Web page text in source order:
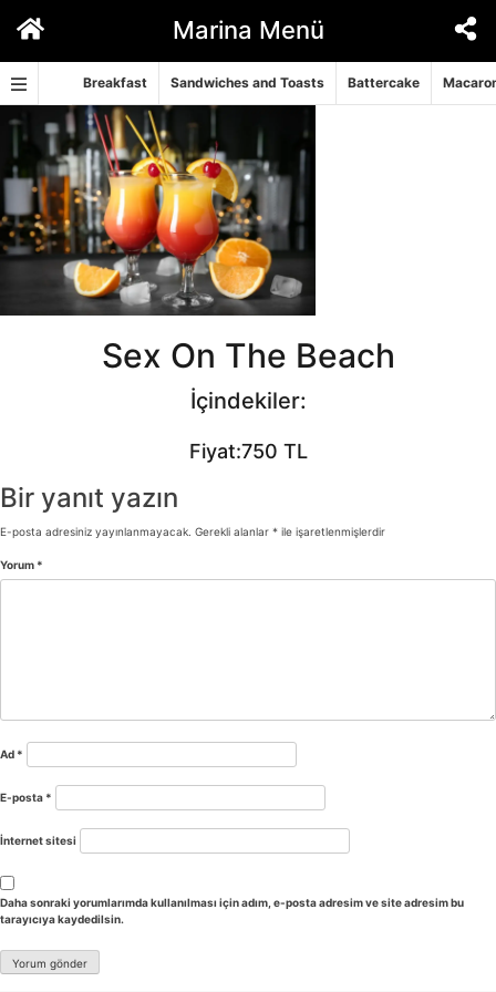
Marina Menü
Breakfast Sandwiches and Toasts Battercake
Sex On The Beach
İçindekiler:
Fiyat:750 TL
Bir yanıt yazın
E-posta adresiniz yayınlanmayacak. Gerekli alanlar * ile işaretlenmişlerdir
Yorum *
Ad *
E-posta *
İnternet sitesi
Daha sonraki yorumlarımda kullanılması için adım, e-posta adresim ve site adresim bu
tarayıcıya kaydedilsin.